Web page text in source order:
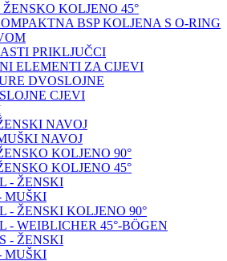
ŽENSKO KOLJENO 45°
BSP KOLJENA S O-RING
PRIKLJUČCI
ELEMENTI ZA CIJEVI
DVOSLOJNE
CJEVI
NAVOJ
NAVOJ
KOLJENO 90°
KOLJENO 45°
- ŽENSKI
MUŠKI
- ŽENSKI KOLJENO 90°
- WEIBLICHER 45°-BÖGEN
- ŽENSKI
MUŠKI